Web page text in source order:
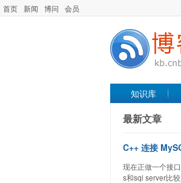
首页 新闻 博问 会员
知识库
最新文章
C++ 连接
现在正做一个接
s和sql server比